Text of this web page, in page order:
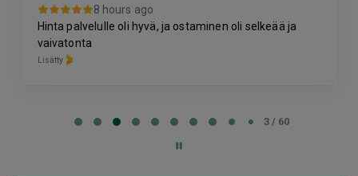
8 hours ago
Hinta palvelulle oli hyvä, ja ostaminen oli selkeää ja
vaivatonta
Lisätty
3 / 60